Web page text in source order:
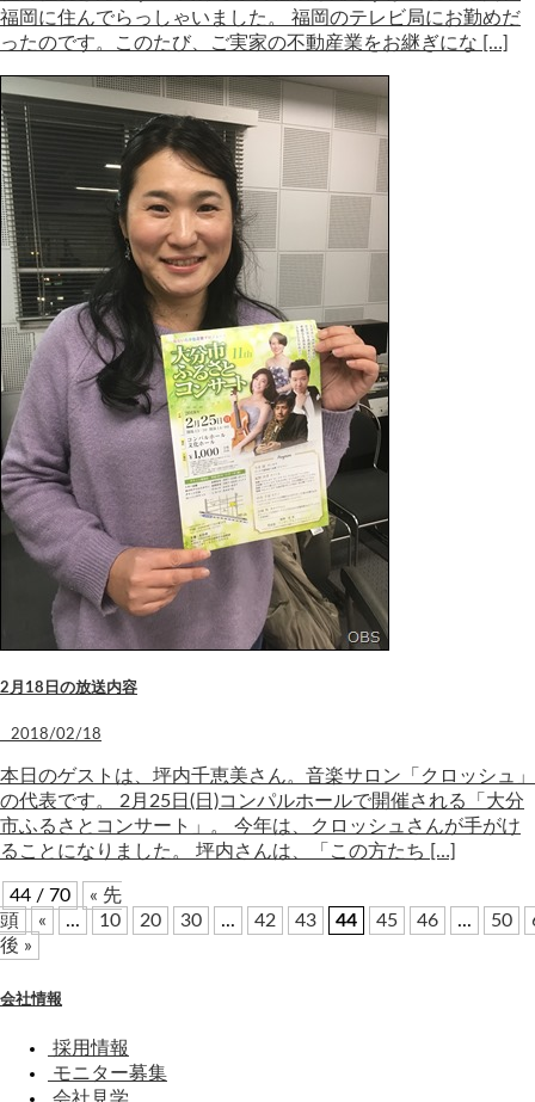
福岡に住んでらっしゃいました。 福岡のテレビ局にお勤めだ
ったのです。このたび、ご実家の不動産業をお継ぎにな […]
2月18日の放送内容
2018/02/18
本日のゲストは、坪内千恵美さん。音楽サロン「クロッシュ」
の代表です。 2月25日(日)コンパルホールで開催される「大分
市ふるさとコンサート」。 今年は、クロッシュさんが手がけ
ることになりました。 坪内さんは、「この方たち […]
44 / 70
« 先
頭
« ... 10 20 30 ... 42 43 44 45 46 ... 50
後 »
会社情報
採用情報
モニター募集
会社見学